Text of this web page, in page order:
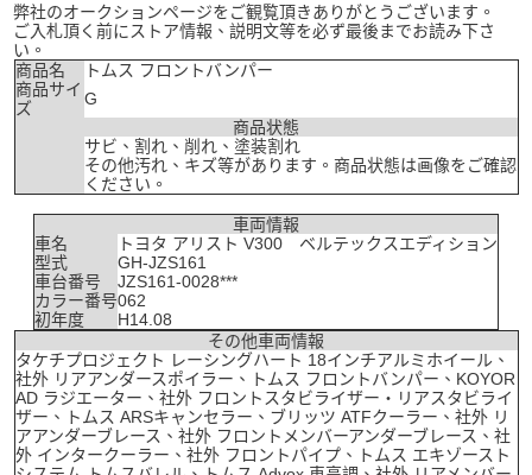
弊社のオークションページをご観覧頂きありがとうございます。
ご入札頂く前にストア情報、説明文等を必ず最後までお読み下さ
い。
商品名
トムス フロントバンパー
商品サイ
ズ
G
商品状態
サビ、割れ、削れ、塗装割れ
その他汚れ、キズ等があります。商品状態は画像をご確認
ください。
車両情報
車名
トヨタ アリスト V300 ベルテックスエディション
型式
GH-JZS161
車台番号
JZS161-0028***
カラー番号062
初年度
H14.08
その他車両情報
タケチプロジェクト レーシングハート 18インチアルミホイール、
社外 リアアンダースポイラー、トムス フロントバンパー、KOYOR
AD ラジエーター、社外 フロントスタビライザー・リアスタビライ
ザー、トムス ARSキャンセラー、ブリッツ ATFクーラー、社外 リ
アアンダーブレース、社外 フロントメンバーアンダーブレース、社
外 インタークーラー、社外 フロントパイプ、トムス エキゾースト